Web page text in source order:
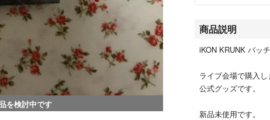
を検討中です
商品説明
iKON KRUNK バッチ
ライブ会場で購入し
公式グッズです。
新品未使用です。